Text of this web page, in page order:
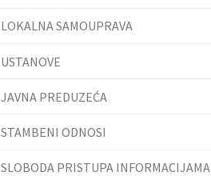
LOKALNA SAMOUPRAVA
USTANOVE
JAVNA PREDUZEĆA
STAMBENI ODNOSI
SLOBODA PRISTUPA INFORMACIJAMA